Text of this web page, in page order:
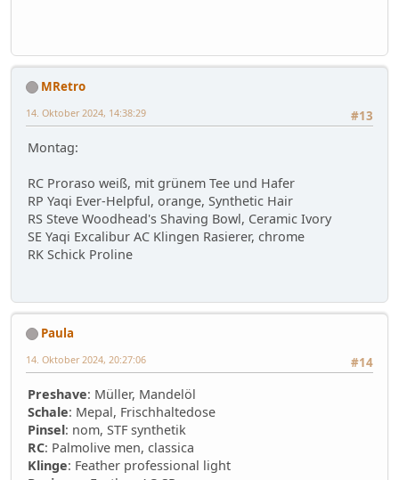
MRetro
#13
14. Oktober 2024, 14:38:29
Montag:
RC Proraso weiß, mit grünem Tee und Hafer
RP Yaqi Ever-Helpful, orange, Synthetic Hair
RS Steve Woodhead's Shaving Bowl, Ceramic Ivory
SE Yaqi Excalibur AC Klingen Rasierer, chrome
RK Schick Proline
Paula
#14
14. Oktober 2024, 20:27:06
Preshave: Müller, Mandelöl
Schale: Mepal, Frischhaltedose
Pinsel: nom, STF synthetik
RC: Palmolive men, classica
Klinge: Feather professional light